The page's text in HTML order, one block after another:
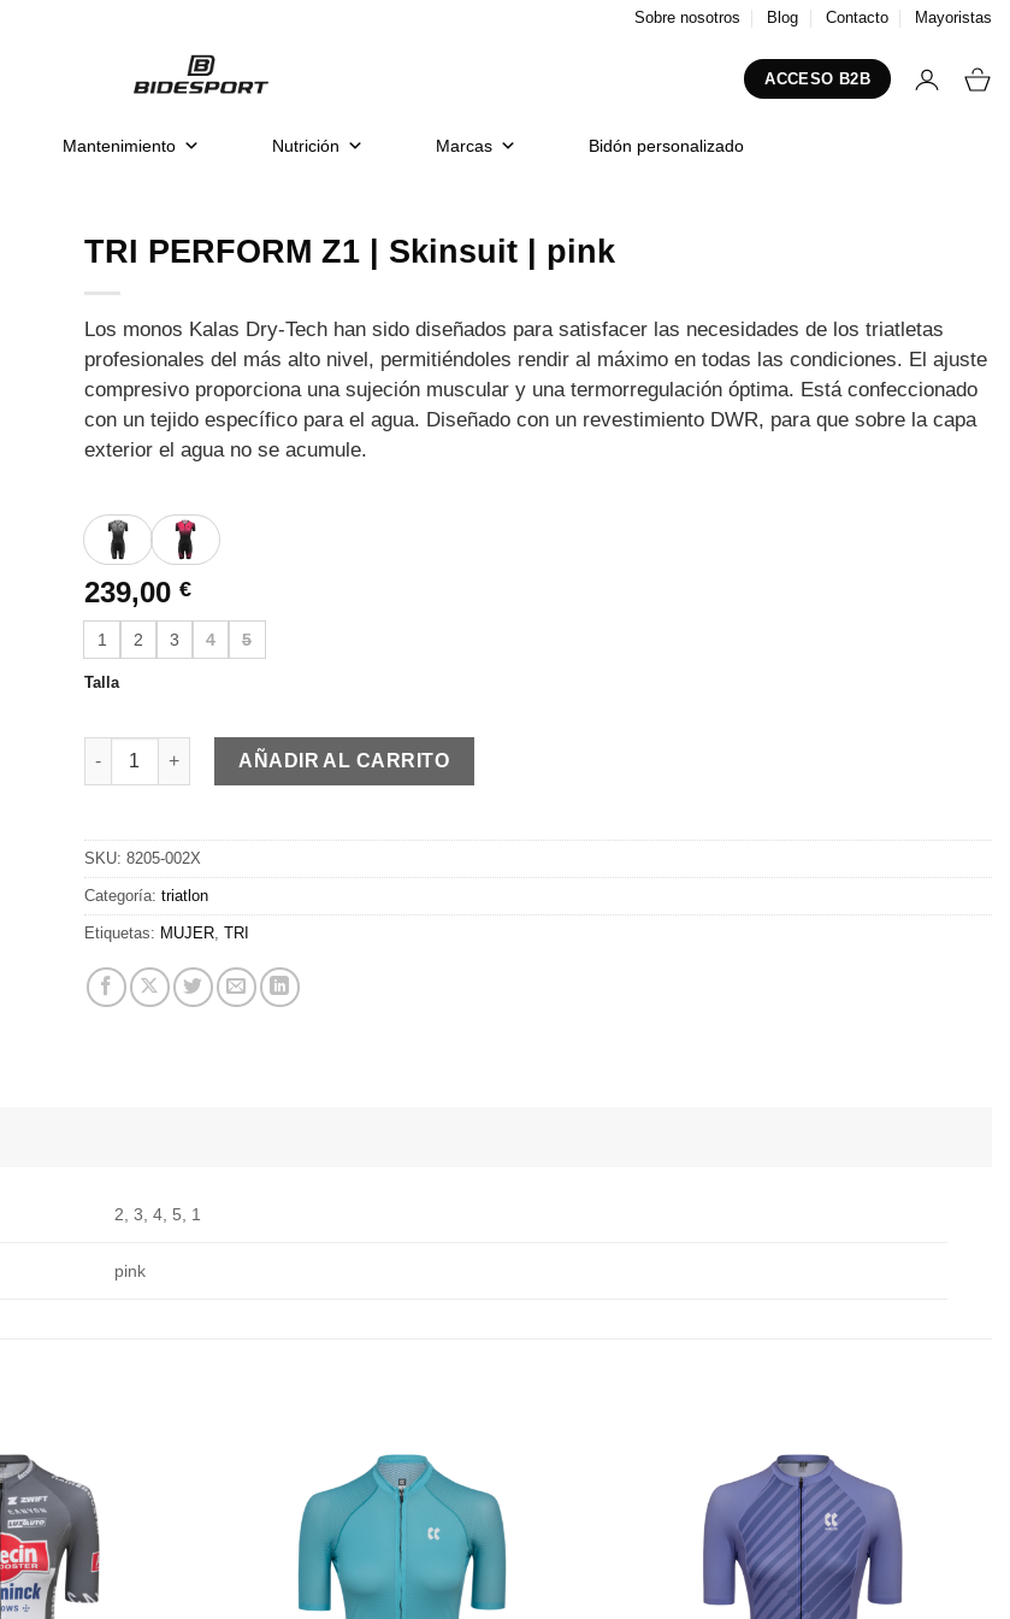
Sobre nosotros Blog Contacto Mayoristas
ACCESO B2B
Mantenimiento Nutrición Marcas Bidón personalizado
TRI PERFORM Z1 | Skinsuit | pink
Los monos Kalas Dry-Tech han sido diseñados para satisfacer las necesidades de los triatletas
profesionales del más alto nivel, permitiéndoles rendir al máximo en todas las condiciones. El ajuste
compresivo proporciona una sujeción muscular y una termorregulación óptima. Está confeccionado
con un tejido específico para el agua. Diseñado con un revestimiento DWR, para que sobre la capa
exterior el agua no se acumule.
239,00 €
1 2 3 4 5
Talla
TRI PERFORM Z1 | Skinsuit | pink cantidad
AÑADIR AL CARRITO
SKU: 8205-002X
Categoría: triatlon
Etiquetas: MUJER TRI
2, 3, 4, 5, 1
pink